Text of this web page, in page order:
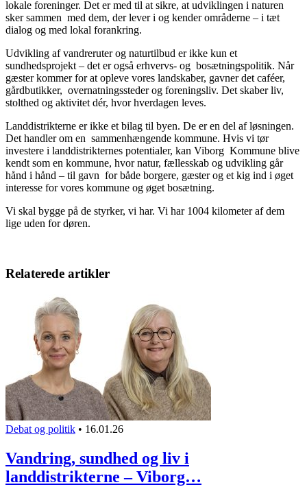
lokale foreninger. Det er med til at sikre, at udviklingen i naturen
sker sammen med dem, der lever i og kender områderne – i tæt
dialog og med lokal forankring.
Udvikling af vandreruter og naturtilbud er ikke kun et
sundhedsprojekt – det er også erhvervs- og bosætningspolitik. Når
gæster kommer for at opleve vores landskaber, gavner det caféer,
gårdbutikker, overnatningssteder og foreningsliv. Det skaber liv,
stolthed og aktivitet dér, hvor hverdagen leves.
Landdistrikterne er ikke et bilag til byen. De er en del af løsningen.
Det handler om en sammenhængende kommune. Hvis vi tør
investere i landdistrikternes potentialer, kan Viborg Kommune blive
kendt som en kommune, hvor natur, fællesskab og udvikling går
hånd i hånd – til gavn for både borgere, gæster og et kig ind i øget
interesse for vores kommune og øget bosætning.
Vi skal bygge på de styrker, vi har. Vi har 1004 kilometer af dem
lige uden for døren.
Relaterede artikler
Debat og politik • 16.01.26
Vandring, sundhed og liv i
landdistrikterne – Viborg…